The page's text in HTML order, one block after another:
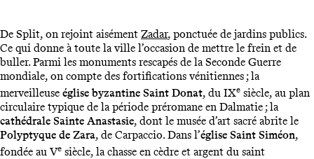
De Split, on rejoint aisément Zadar, ponctuée de jardins publics.
Ce qui donne à toute la ville l’occasion de mettre le frein et de
buller. Parmi les monuments rescapés de la Seconde Guerre
mondiale, on compte des fortifications vénitiennes ; la
merveilleuse église byzantine Saint Donat, du IXe siècle, au plan
circulaire typique de la période préromane en Dalmatie ; la
cathédrale Sainte Anastasie, dont le musée d’art sacré abrite le
Polyptyque de Zara, de Carpaccio. Dans l’église Saint Siméon,
fondée au Ve siècle, la chasse en cèdre et argent du saint